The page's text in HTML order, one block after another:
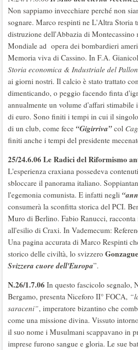
Non sappiamo invecchiare perché non
sognare. Marco respinti ne L'Altra Storia
distruzione dell'Abbazia di Montecassino
Mondiale ad opera dei bombardieri
Memoria viva di Cassino. In F.A.
Storia economica & Industriale del
ai giorni nostri. Il calcio è stato trattato
dimenticando, o peggio facendo finta
annualmente un volume d'affari
di euro. Sono finiti i tempi in cui il
di un club, come fece “Gigirriva” col
finiti anche i tempi del presidente
25/24.6.06Le Radici del Riformismo
L'esperienza craxiana possedeva
sbloccare il panorama italiano.
l'egemonia comunista. E infatti negli
consumerà la sconfitta storica del PCI.
Muro di Berlino. Fabio Ranucci,
all'esilio di Craxi. In Vademecum:
Una pagina accurata di Marco Respinti
storico delle civiltà, lo svizzero
Svizzera cuore dell'Europa”.
N.26/1.7.06 In questo fascicolo segnalo,
Bergamo, presenta Niceforo II° FOCA,
saraceni”, imperatore bizantino che
come una missione divina. Vissuto
il suo nome i Musulmani scappavano in
imprese furono sangue e gloria. Le sue